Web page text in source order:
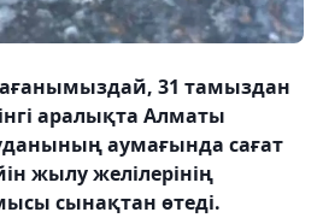
31 тамыздан
аралықта Алматы
аумағында сағат
жылу желілерінің
сынақтан өтеді.